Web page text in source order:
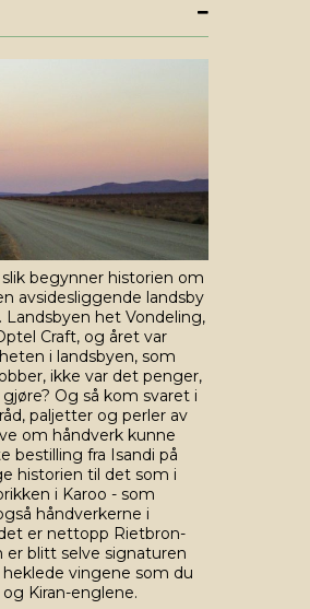
begynner historien om
avsidesliggende landsby
het Vondeling,
Craft, og året var
i landsbyen, som
ikke var det penger,
Og så kom svaret i
paljetter og perler av
om håndverk kunne
bestilling fra Isandi på
historien til det som i
i Karoo - som
håndverkerne i
er nettopp Rietbron-
blitt selve signaturen
vingene som du
Kiran-englene.